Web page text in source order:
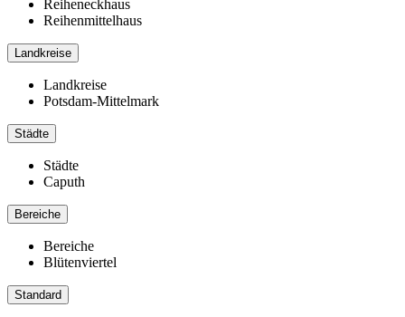
Reiheneckhaus
Reihenmittelhaus
Landkreise
Landkreise
Potsdam-Mittelmark
Städte
Städte
Caputh
Bereiche
Bereiche
Blütenviertel
Standard